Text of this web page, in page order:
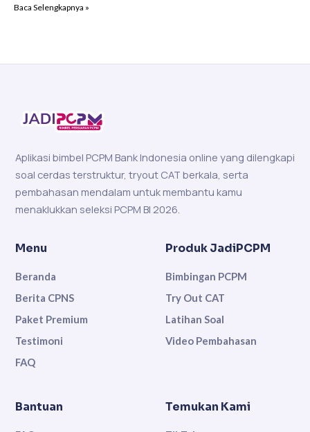
Baca Selengkapnya »
Aplikasi bimbel PCPM Bank Indonesia online yang dilengkapi
soal cerdas terstruktur, tryout CAT berkala, serta
pembahasan mendalam untuk membantu kamu
menaklukkan seleksi PCPM BI 2026.
Menu
Beranda
Berita CPNS
Paket Premium
Testimoni
FAQ
Produk JadiPCPM
Bimbingan PCPM
Try Out CAT
Latihan Soal
Video Pembahasan
Bantuan Temukan Kami